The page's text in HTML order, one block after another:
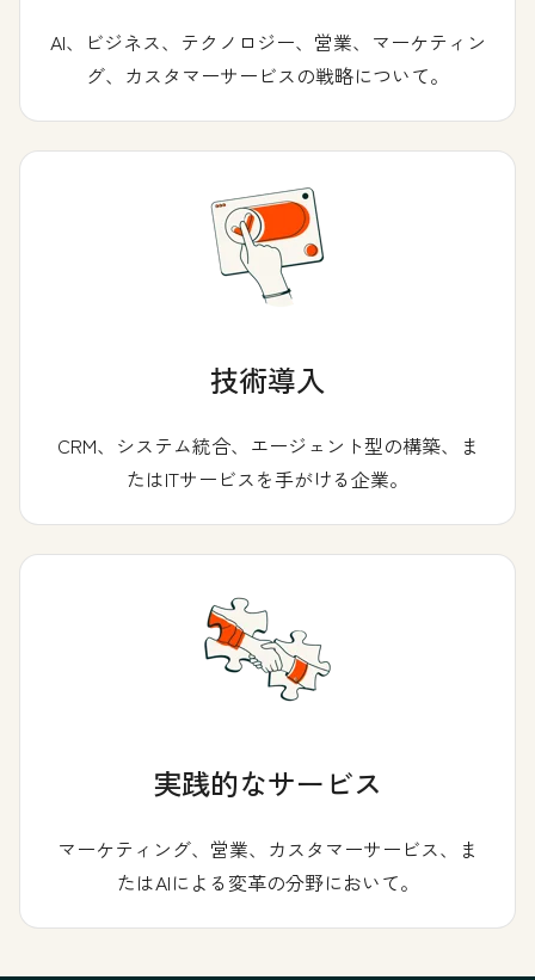
AI、ビジネス、テクノロジー、営業、マーケティン
グ、カスタマーサービスの戦略について。
技術導入
CRM、システム統合、エージェント型の構築、ま
たはITサービスを手がける企業。
実践的なサービス
マーケティング、営業、カスタマーサービス、ま
たはAIによる変革の分野において。